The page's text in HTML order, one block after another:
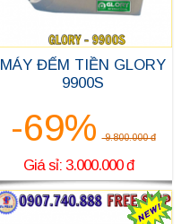
MÁY ĐẾM TIỀN GLORY
9900S
-69% 9.800.000 đ
Giá sỉ: 3.000.000 đ